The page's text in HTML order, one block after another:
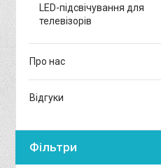
LED-підсвічування для
телевізорів
Про нас
Відгуки
Фільтри